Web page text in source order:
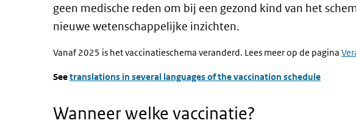
geen medische reden om bij een gezond kind van het
nieuwe wetenschappelijke inzichten.
Vanaf 2025 is het vaccinatieschema veranderd. Lees meer op de pagina
Seetranslations in several languages of the vaccination schedule
Wanneer welke vaccinatie?